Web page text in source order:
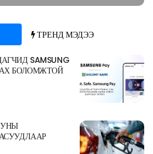
ТРЕНД МЭДЭЭ
SAMSUNG
БОЛОМЖТОЙ